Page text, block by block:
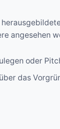
angesehen
oder
das